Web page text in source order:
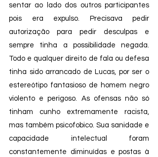
sentar ao lado dos outros participantes
pois era expulso. Precisava pedir
autorização para pedir desculpas e
sempre tinha a possibilidade negada.
Todo e qualquer direito de fala ou defesa
tinha sido arrancado de Lucas, por ser o
estereótipo fantasioso de homem negro
violento e perigoso. As ofensas não só
tinham cunho extremamente racista,
mas também psicofobico. Sua sanidade e
capacidade intelectual foram
constantemente diminuídas e postas à